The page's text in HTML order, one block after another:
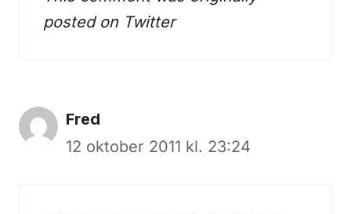
posted on Twitter
Fred
12 oktober 2011 kl. 23:24